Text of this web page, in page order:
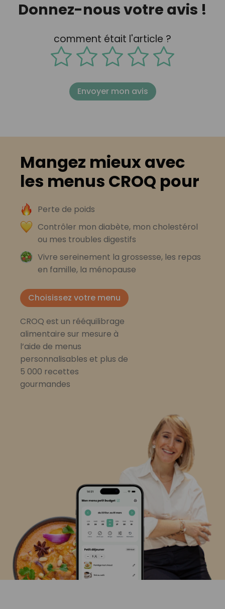
Donnez-nous votre avis !
comment était l'article ?
Envoyer mon avis
Mangez mieux avec
les menus CROQ pour
Perte de poids
Contrôler mon diabète, mon cholestérol
ou mes troubles digestifs
Vivre sereinement la grossesse, les repas
en famille, la ménopause
Choisissez votre menu
CROQ est un rééquilibrage
alimentaire sur mesure à
l’aide de menus
personnalisables et plus de
5 000 recettes
gourmandes